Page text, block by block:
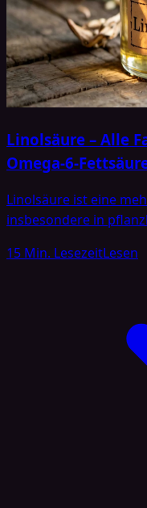
Linolsäure – Alle
Omega-6-
Linolsäure ist eine
insbesondere in
gilt als essenzielle
Linolsäure spielt in
bedeutende Rolle. In
15 Min. LesezeitLesen